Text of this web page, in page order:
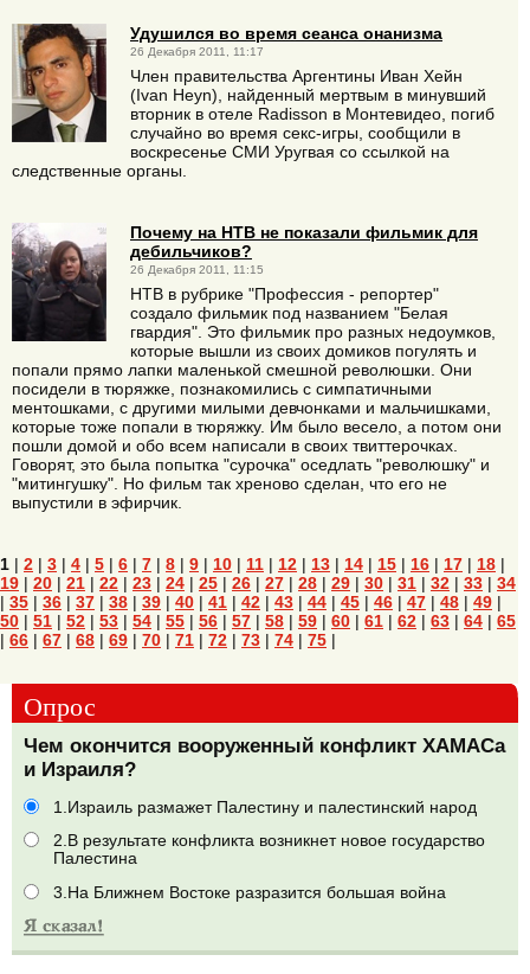
Удушился во время сеанса онанизма
26 Декабря 2011, 11:17
Член правительства Аргентины Иван Хейн
(Ivаn Heyn), найденный мертвым в минувший
вторник в отеле Radisson в Монтевидео, погиб
случайно во время секс-игры, сообщили в
воскресенье СМИ Уругвая со ссылкой на
следственные органы.
Почему на НТВ не показали фильмик для
дебильчиков?
26 Декабря 2011, 11:15
НТВ в рубрике "Профессия - репортер"
создало фильмик под названием "Белая
гвардия". Это фильмик про разных недоумков,
которые вышли из своих домиков погулять и
попали прямо лапки маленькой смешной революшки. Они
посидели в тюряжке, познакомились с симпатичными
ментошками, с другими милыми девчонками и мальчишками,
которые тоже попали в тюряжку. Им было весело, а потом они
пошли домой и обо всем написали в своих твиттерочках.
Говорят, это была попытка "сурочка" оседлать "революшку" и
"митингушку". Но фильм так хреново сделан, что его не
выпустили в эфирчик.
1 | 2 | 3 | 4 | 5 | 6 | 7 | 8 | 9 | 10 | 11 | 12 | 13 | 14 | 15 | 16 | 17 | 18 |
19 | 20 | 21 | 22 | 23 | 24 | 25 | 26 | 27 | 28 | 29 | 30 | 31 | 32 | 33 | 34
| 35 | 36 | 37 | 38 | 39 | 40 | 41 | 42 | 43 | 44 | 45 | 46 | 47 | 48 | 49 |
50 | 51 | 52 | 53 | 54 | 55 | 56 | 57 | 58 | 59 | 60 | 61 | 62 | 63 | 64 | 65
| 66 | 67 | 68 | 69 | 70 | 71 | 72 | 73 | 74 | 75 |
Опрос
Чем окончится вооруженный конфликт ХАМАСа
и Израиля?
1.Израиль размажет Палестину и палестинский народ
2.В результате конфликта возникнет новое государство
Палестина
3.На Ближнем Востоке разразится большая война